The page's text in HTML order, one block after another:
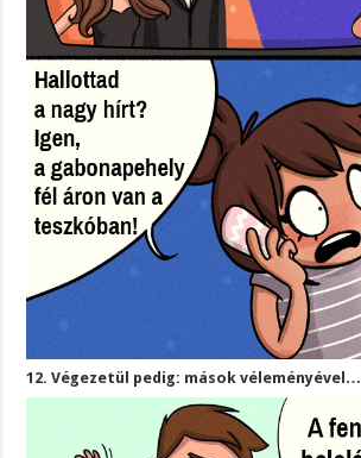
12. Végezetül pedig: mások véleményével…